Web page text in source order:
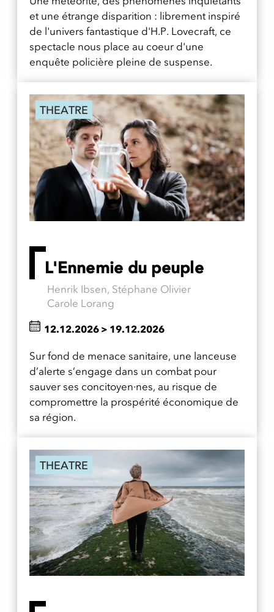
et une étrange disparition : librement inspiré
de l'univers fantastique d'H.P. Lovecraft, ce
spectacle nous place au coeur d'une
enquête policière pleine de suspense.
THEATRE
L'Ennemie du peuple
Henrik Ibsen, Stéphane Olivier
Carole Lorang
Sur fond de menace sanitaire, une lanceuse
d’alerte s’engage dans un combat pour
sauver ses concitoyen·nes, au risque de
compromettre la prospérité économique de
sa région.
12.12.2026 > 19.12.2026
THEATRE